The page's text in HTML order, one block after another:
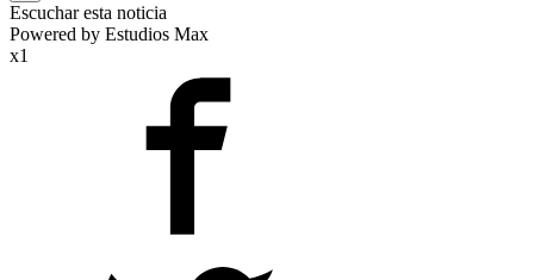
Escuchar esta noticia
Powered by Estudios Max
x1